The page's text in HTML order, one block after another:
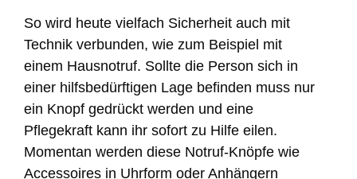
So wird heute vielfach Sicherheit auch mit
Technik verbunden, wie zum Beispiel mit
einem Hausnotruf. Sollte die Person sich in
einer hilfsbedürftigen Lage befinden muss nur
ein Knopf gedrückt werden und eine
Pflegekraft kann ihr sofort zu Hilfe eilen.
Momentan werden diese Notruf-Knöpfe wie
Accessoires in Uhrform oder Anhängern